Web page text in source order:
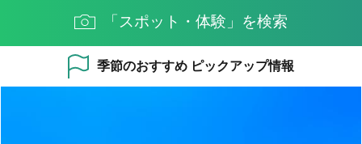
「スポット・体験」を検索
季節のおすすめ ピックアップ情報